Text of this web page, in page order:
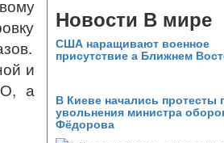
и
а
Новости В мире
США наращивают военное
присутствие а Ближнем
В Киеве начались протесты
увольнения министра
Фёдорова